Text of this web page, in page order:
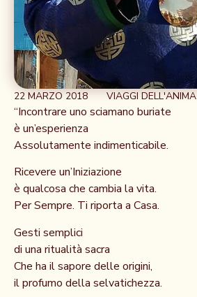
22 MARZO 2018 VIAGGI DELL'ANIMA
“Incontrare uno sciamano buriate
è un’esperienza
Assolutamente indimenticabile.
Ricevere un’Iniziazione
è qualcosa che cambia la vita.
Per Sempre. Ti riporta a Casa.
Gesti semplici
di una ritualità sacra
Che ha il sapore delle origini,
il profumo della selvatichezza.